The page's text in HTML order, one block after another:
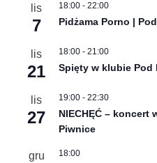
lis
7
18:00 - 22:00
Pidżama Porno |
lis
21
18:00 - 21:00
Spięty w klubie Pod
lis
27
19:00 - 22:30
NIECHĘĆ – koncert
Piwnice
gru 18:00